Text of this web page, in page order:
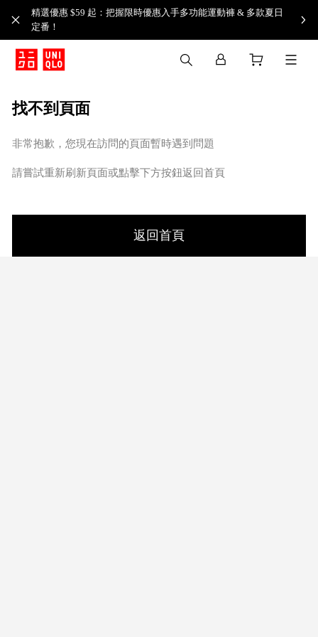
精選優惠 $59 起：把握限時優惠入手多功能運動褲 & 多款夏日
定番！​
找不到頁面
非常抱歉，您現在訪問的頁面暫時遇到問題
請嘗試重新刷新頁面或點擊下方按鈕返回首頁
返回首頁